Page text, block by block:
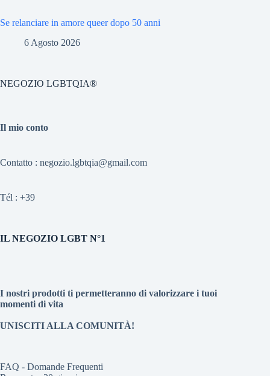
Se relanciare in amore queer dopo 50 anni
6 Agosto 2026
NEGOZIO LGBTQIA®
Il mio conto
Contatto : negozio.lgbtqia@gmail.com
Tél : +39
IL NEGOZIO LGBT N°1
I nostri prodotti ti permetteranno di valorizzare i tuoi
momenti di vita
UNISCITI ALLA COMUNITÀ!
FAQ - Domande Frequenti